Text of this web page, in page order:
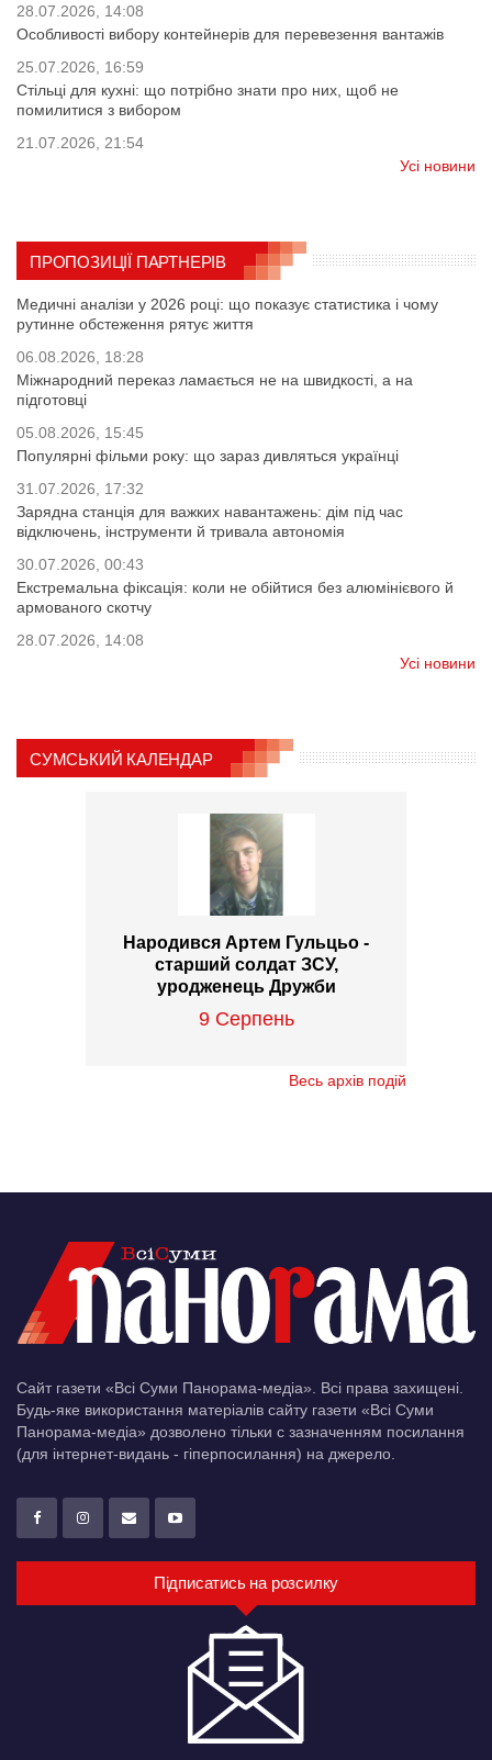
28.07.2026, 14:08
Особливості вибору контейнерів для перевезення вантажів
25.07.2026, 16:59
Стільці для кухні: що потрібно знати про них, щоб не
помилитися з вибором
21.07.2026, 21:54
Усі новини
ПРОПОЗИЦІЇ ПАРТНЕРІВ
Медичні аналізи у 2026 році: що показує статистика і чому
рутинне обстеження рятує життя
06.08.2026, 18:28
Міжнародний переказ ламається не на швидкості, а на
підготовці
05.08.2026, 15:45
Популярні фільми року: що зараз дивляться українці
31.07.2026, 17:32
Зарядна станція для важких навантажень: дім під час
відключень, інструменти й тривала автономія
30.07.2026, 00:43
Екстремальна фіксація: коли не обійтися без алюмінієвого й
армованого скотчу
28.07.2026, 14:08
Усі новини
СУМСЬКИЙ КАЛЕНДАР
Народився Артем Гульцьо -
старший солдат ЗСУ,
уродженець Дружби
9 Серпень
Весь архів подій
Сайт газети «Всі Суми Панорама-медіа». Всі права захищені.
Будь-яке використання матеріалів сайту газети «Всі Суми
Панорама-медіа» дозволено тільки c зазначенням посилання
(для інтернет-видань - гіперпосилання) на джерело.
Підписатись на розсилку